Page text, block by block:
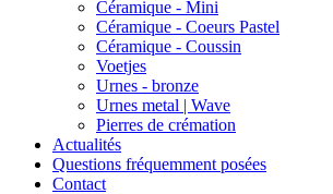
Céramique - Mini
Céramique - Coeurs Pastel
Céramique - Coussin
Voetjes
Urnes - bronze
Urnes metal | Wave
Pierres de crémation
Actualités
Questions fréquemment posées
Contact